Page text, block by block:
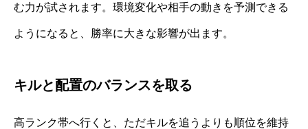
む力が試されます。環境変化や相手の動きを予測できる
ようになると、勝率に大きな影響が出ます。
キルと配置のバランスを取る
高ランク帯へ行くと、ただキルを追うよりも順位を維持